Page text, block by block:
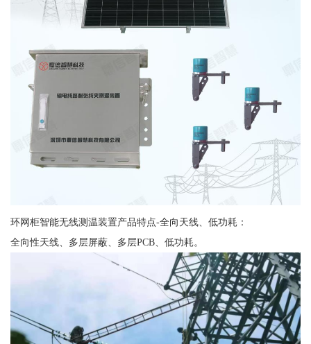
环网柜智能无线测温装置产品特点-全向天线、低功耗：
全向性天线、多层屏蔽、多层PCB、低功耗。